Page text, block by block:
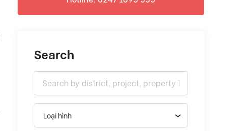
Search
Loại hình